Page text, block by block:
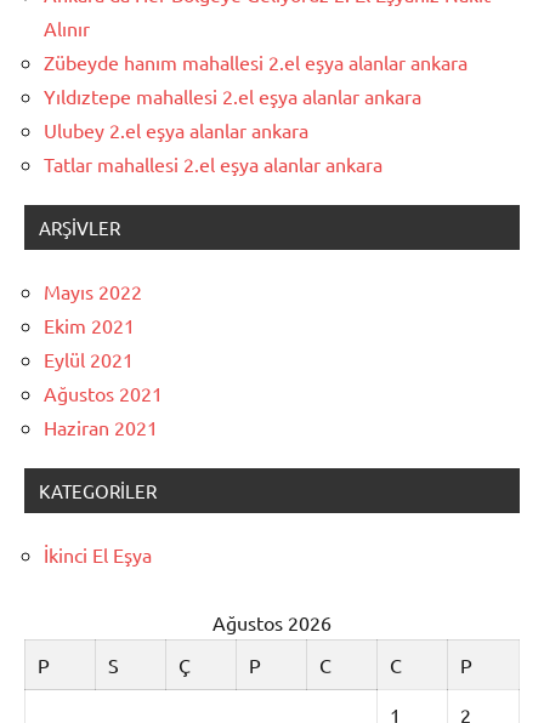
Alınır
Zübeyde hanım mahallesi 2.el eşya alanlar ankara
Yıldıztepe mahallesi 2.el eşya alanlar ankara
Ulubey 2.el eşya alanlar ankara
Tatlar mahallesi 2.el eşya alanlar ankara
ARŞIVLER
Mayıs 2022
Ekim 2021
Eylül 2021
Ağustos 2021
Haziran 2021
KATEGORILER
İkinci El Eşya
Ağustos 2026
P
S Ç P C C P
1 2